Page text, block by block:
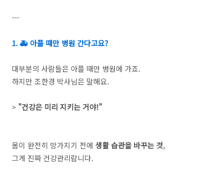
---
1. 🚑 아플 때만 병원 간다고요?
대부분의 사람들은 아플 때만 병원에 가죠.
하지만 조한경 박사님은 말해요.
> "건강은 미리 지키는 거야!"
몸이 완전히 망가지기 전에 생활 습관을 바꾸는 것,
그게 진짜 건강관리랍니다.